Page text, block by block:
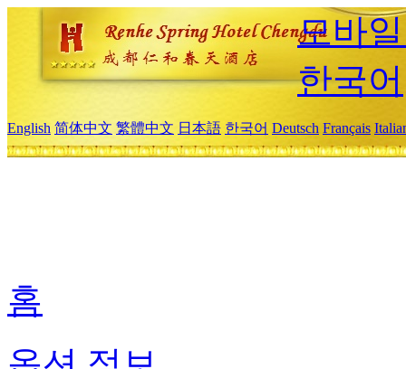
모바
한국어
English 简体中文 繁體中文 日本語 한국어 Deutsch Français
홈